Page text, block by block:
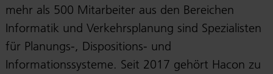
mehr als 500 Mitarbeiter aus den Bereichen
Informatik und Verkehrsplanung sind Spezialisten
für Planungs-, Dispositions- und
Informationssysteme. Seit 2017 gehört Hacon zu